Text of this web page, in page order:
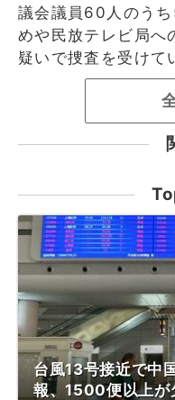
議会議員60人のう
めや民放テレビ局へ
疑いで捜査を受けて
台風13号接近で中
報、1500便以上が